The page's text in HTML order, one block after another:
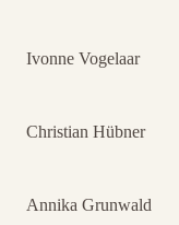
Ivonne Vogelaar
Christian Hübner
Annika Grunwald